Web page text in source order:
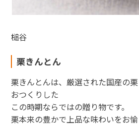
槌谷
栗きんとん
栗きんとんは、厳選された国産の
おつくりした
この時期ならではの贈り物です。
栗本来の豊かで上品な味わいをお愉